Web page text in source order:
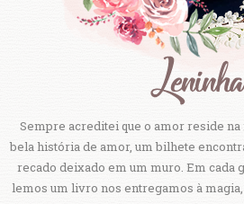
Sempre acreditei que o amor reside na
bela história de amor, um bilhete
recado deixado em um muro. Em cada
lemos um livro nos entregamos à